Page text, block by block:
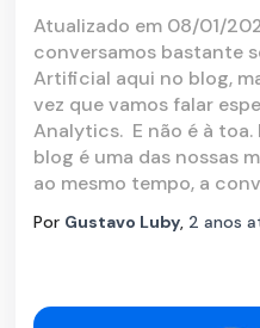
Atualizado em 08/01/
conversamos bastante
Artificial aqui no blog,
vez que vamos falar
Analytics. E não é à toa.
blog é uma das nossas
ao mesmo tempo, a
Por Gustavo Luby, 2 anos